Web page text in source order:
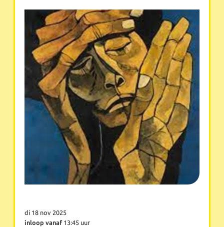
di 18 nov 2025
inloop vanaf13:45 uur